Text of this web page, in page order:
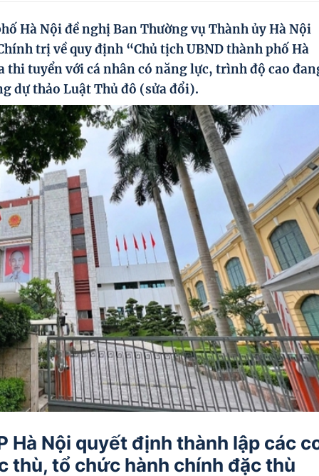
Hà Nội đề nghị Ban Thường vụ Thành ủy Hà Nội
trị về quy định “Chủ tịch UBND thành phố Hà
thi tuyển với cá nhân có năng lực, trình độ cao
dự thảo Luật Thủ đô (sửa đổi).
Hà Nội quyết định thành lập các
thù, tổ chức hành chính đặc thù